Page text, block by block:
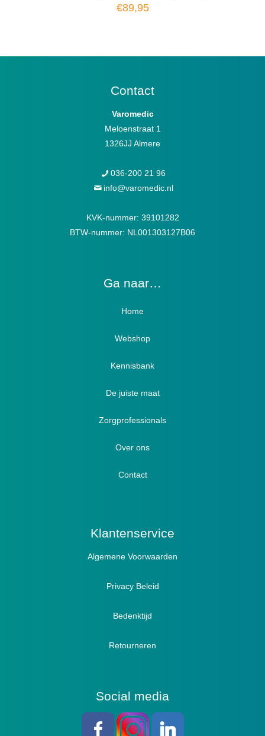
€89,95
Contact
Varomedic
Meloenstraat 1
1326JJ Almere
036-200 21 96
info@varomedic.nl
KVK-nummer: 39101282
BTW-nummer: NL001303127B06
Ga naar…
Home
Webshop
Verbandschoenen / Verbandsloffen
Luxe verbandschoenen / stretch (Hallux)
Diabetici
Winterboots
Lymph / Oedeem
Actief
Pantoffels
Sandalen
Kennisbank
Diabetici
Oedeem
Hallux Valgus
Hamertenen
De juiste maat
Zorgprofessionals
Over ons
Contact
Klantenservice
Algemene Voorwaarden
Privacy Beleid
Bedenktijd
Retourneren
Social media